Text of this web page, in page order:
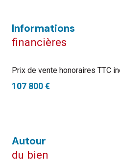
informations
financières
Prix de vente honoraires TTC
107 800 €
autour
du bien